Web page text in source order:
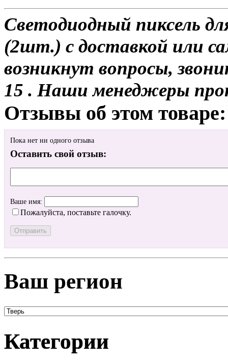
Светодиодный пиксель
(2шт.) с доставкой или
возникнут вопросы,
15 . Наши менеджеры
Отзывы об этом товаре:
Пока нет ни одного отзыва
Оставить свой отзыв:
Ваше имя:
Пожалуйста, поставьте галочку.
Ваш регион
Категории